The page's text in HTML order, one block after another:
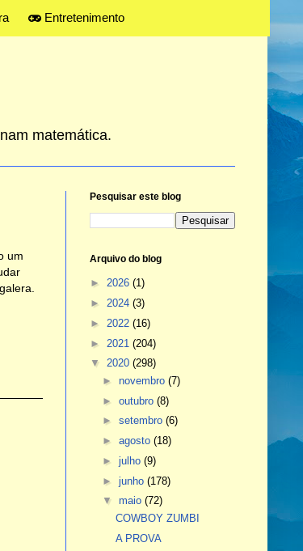
Entretenimento
matemática.
um
Pesquisar este blog
Arquivo do blog
► 2026 (1)
► 2024 (3)
► 2022 (16)
► 2021 (204)
▼ 2020 (298)
►novembro(7)
►outubro(8)
►setembro(6)
►agosto(18)
►julho(9)
►junho(178)
▼maio(72)
COWBOY ZUMBI
A PROVA